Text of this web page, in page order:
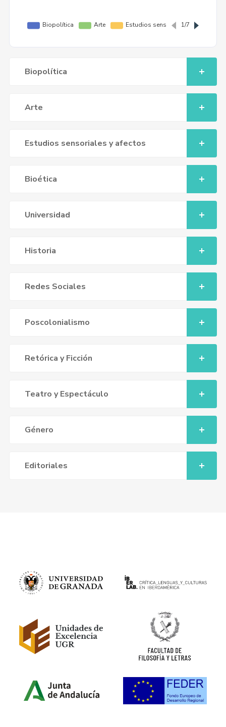
Biopolítica
Arte
Estudios sensoriales y afectos
Bioética
Universidad
Historia
Redes Sociales
Poscolonialismo
Retórica y Ficción
Teatro y Espectáculo
Género
Editoriales